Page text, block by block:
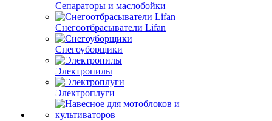
Сепараторы и маслобойки
Снегоотбрасыватели Lifan
Снегоуборщики
Электропилы
Электроплуги